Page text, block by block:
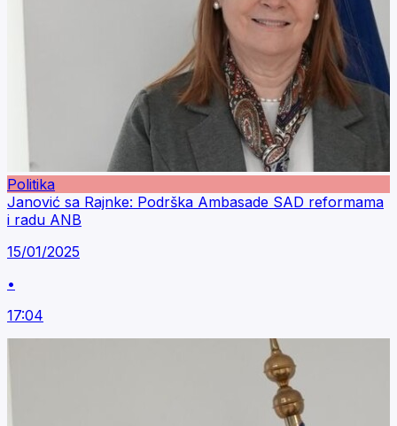
Politika
Janović sa Rajnke: Podrška Ambasade SAD reformama
i radu ANB
15/01/2025
•
17:04